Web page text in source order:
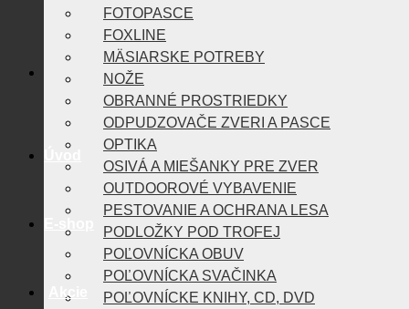
Akcie
FOTOPASCE
FOXLINE
MÄSIARSKE POTREBY
NOŽE
OBRANNÉ PROSTRIEDKY
ODPUDZOVAČE ZVERI A PASCE
OPTIKA
OSIVÁ A MIEŠANKY PRE ZVER
OUTDOOROVÉ VYBAVENIE
PESTOVANIE A OCHRANA LESA
PODLOŽKY POD TROFEJ
POĽOVNÍCKA OBUV
POĽOVNÍCKA SVAČINKA
POĽOVNÍCKE KNIHY, CD, DVD